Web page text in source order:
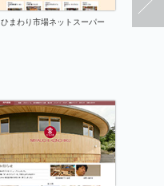
ひまわり市場ネットスーパー